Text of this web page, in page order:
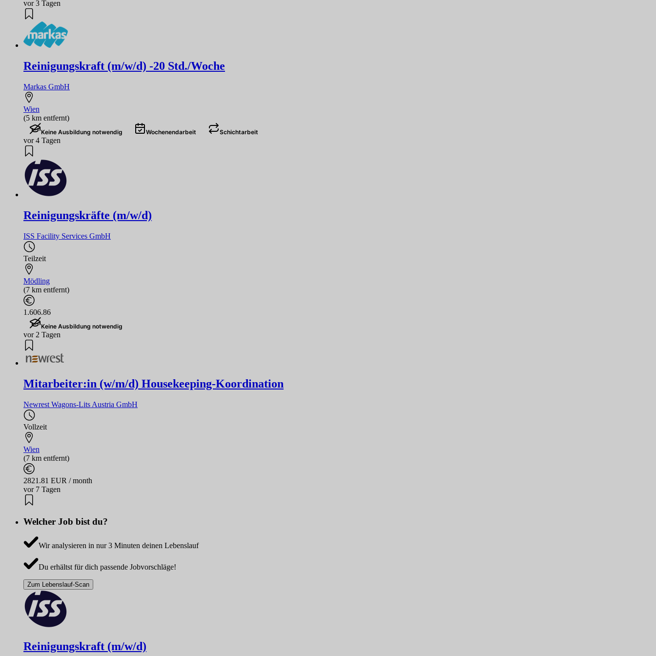
vor 3 Tagen
Reinigungskraft (m/w/d) -20 Std./Woche
Markas GmbH
Wien
(5 km entfernt)
Keine Ausbildung notwendig Wochenendarbeit Schichtarbeit
vor 4 Tagen
Reinigungskräfte (m/w/d)
ISS Facility Services GmbH
Teilzeit
Mödling
(7 km entfernt)
1.606.86
Keine Ausbildung notwendig
vor 2 Tagen
Mitarbeiter:in (w/m/d) Housekeeping-Koordination
Newrest Wagons-Lits Austria GmbH
Vollzeit
Wien
(7 km entfernt)
2821.81 EUR / month
vor 7 Tagen
Welcher Job bist du?
Wir analysieren in nur 3 Minuten deinen Lebenslauf
Du erhältst für dich passende Jobvorschläge!
Zum Lebenslauf-Scan
Reinigungskraft (m/w/d)